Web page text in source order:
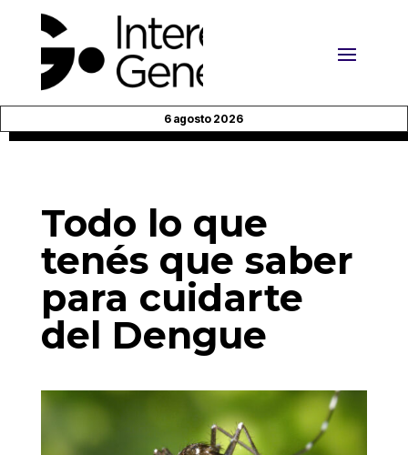
6 agosto 2026
Todo lo que
tenés que saber
para cuidarte
del Dengue